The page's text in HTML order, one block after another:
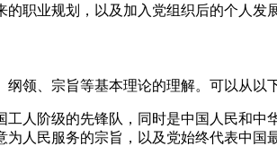
的职业规划，以及加入党组织后的个人发
纲领、宗旨等基本理论的理解。可以从以
工人阶级的先锋队，同时是中国人民和中
为人民服务的宗旨，以及党始终代表中国